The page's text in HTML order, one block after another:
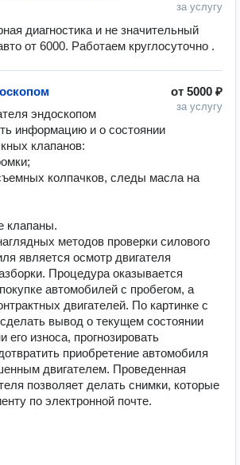
за услугу
диагностика и не значительный
от 5000 ₽
за услугу
эндоскопом
информацию и о состоянии
клапанов:
колпачков, следы масла на
клапаны.
методов проверки силового
является осмотр двигателя
Процедура оказывается
автомобилей с пробегом, а
двигателей. По картинке с
вывод о текущем состоянии
его износа, прогнозировать
приобретение автомобиля
двигателем. Проведенная
позволяет делать снимки, которые
по электронной почте.